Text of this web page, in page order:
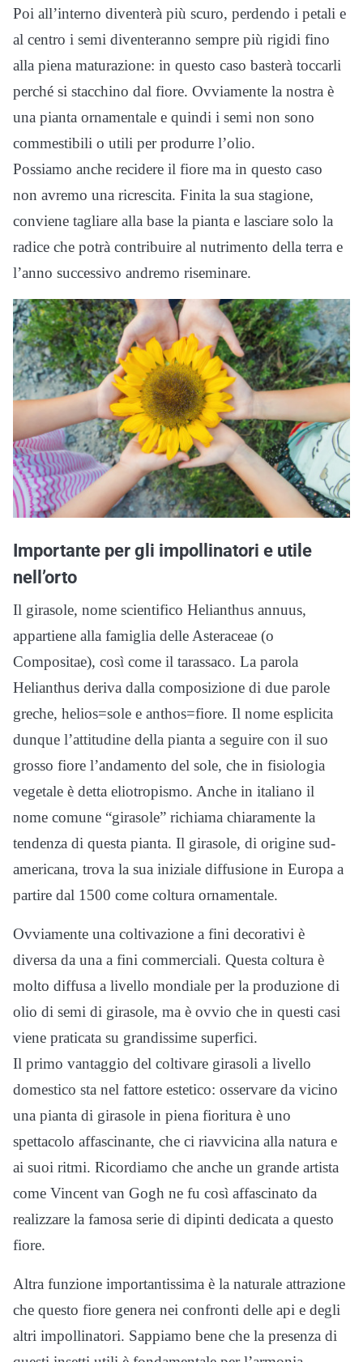
Poi all’interno diventerà più scuro, perdendo i petali e
al centro i semi diventeranno sempre più rigidi fino
alla piena maturazione: in questo caso basterà toccarli
perché si stacchino dal fiore. Ovviamente la nostra è
una pianta ornamentale e quindi i semi non sono
commestibili o utili per produrre l’olio.
Possiamo anche recidere il fiore ma in questo caso
non avremo una ricrescita. Finita la sua stagione,
conviene tagliare alla base la pianta e lasciare solo la
radice che potrà contribuire al nutrimento della terra e
l’anno successivo andremo riseminare.
Importante per gli impollinatori e utile
nell’orto
Il girasole, nome scientifico Helianthus annuus,
appartiene alla famiglia delle Asteraceae (o
Compositae), così come il tarassaco. La parola
Helianthus deriva dalla composizione di due parole
greche, helios=sole e anthos=fiore. Il nome esplicita
dunque l’attitudine della pianta a seguire con il suo
grosso fiore l’andamento del sole, che in fisiologia
vegetale è detta eliotropismo. Anche in italiano il
nome comune “girasole” richiama chiaramente la
tendenza di questa pianta. Il girasole, di origine sud-
americana, trova la sua iniziale diffusione in Europa a
partire dal 1500 come coltura ornamentale.
Ovviamente una coltivazione a fini decorativi è
diversa da una a fini commerciali. Questa coltura è
molto diffusa a livello mondiale per la produzione di
olio di semi di girasole, ma è ovvio che in questi casi
viene praticata su grandissime superfici.
Il primo vantaggio del coltivare girasoli a livello
domestico sta nel fattore estetico: osservare da vicino
una pianta di girasole in piena fioritura è uno
spettacolo affascinante, che ci riavvicina alla natura e
ai suoi ritmi. Ricordiamo che anche un grande artista
come Vincent van Gogh ne fu così affascinato da
realizzare la famosa serie di dipinti dedicata a questo
fiore.
Altra funzione importantissima è la naturale attrazione
che questo fiore genera nei confronti delle api e degli
altri impollinatori. Sappiamo bene che la presenza di